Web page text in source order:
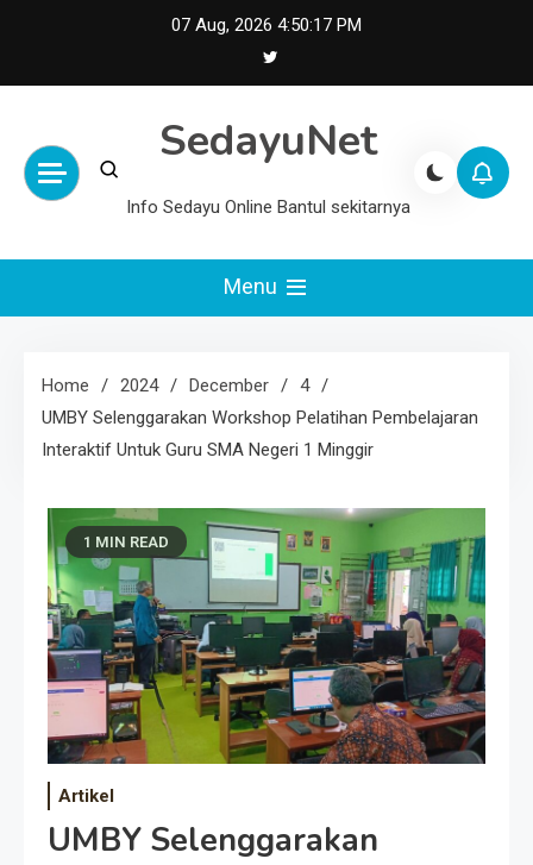
07 Aug, 2026 4:50:17 PM
SedayuNet
Info Sedayu Online Bantul sekitarnya
Menu
Home 2024 December
4
UMBY Selenggarakan Workshop Pelatihan Pembelajaran
Interaktif Untuk Guru SMA Negeri 1 Minggir
1 MIN READ
Artikel
UMBY Selenggarakan